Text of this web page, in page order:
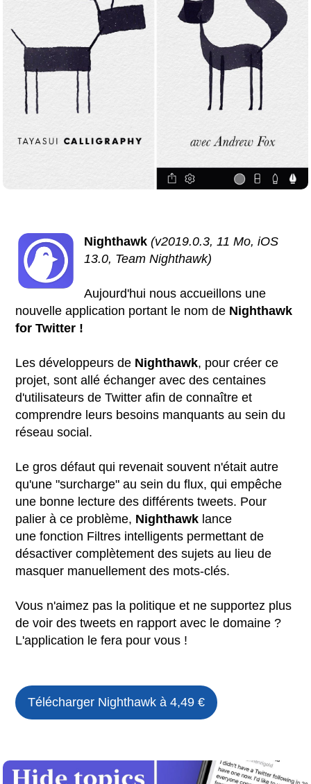
Nighthawk (v2019.0.3, 11 Mo, iOS
13.0, Team Nighthawk)
Aujourd'hui nous accueillons une
nouvelle application portant le nom de Nighthawk
for Twitter !
Les développeurs de Nighthawk, pour créer ce
projet, sont allé échanger avec des centaines
d'utilisateurs de Twitter afin de connaître et
comprendre leurs besoins manquants au sein du
réseau social.
Le gros défaut qui revenait souvent n'était autre
qu'une "surcharge" au sein du flux, qui empêche
une bonne lecture des différents tweets. Pour
palier à ce problème, Nighthawk lance
une fonction Filtres intelligents permettant de
désactiver complètement des sujets au lieu de
masquer manuellement des mots-clés.
Vous n'aimez pas la politique et ne supportez plus
de voir des tweets en rapport avec le domaine ?
L'application le fera pour vous !
Télécharger Nighthawk à 4,49 €